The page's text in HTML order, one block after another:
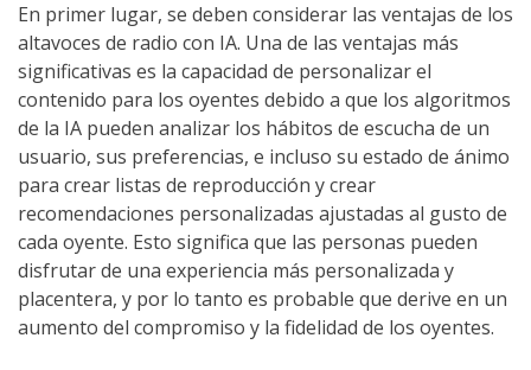
En primer lugar, se deben considerar las ventajas de los
altavoces de radio con IA. Una de las ventajas más
significativas es la capacidad de personalizar el
contenido para los oyentes debido a que los algoritmos
de la IA pueden analizar los hábitos de escucha de un
usuario, sus preferencias, e incluso su estado de ánimo
para crear listas de reproducción y crear
recomendaciones personalizadas ajustadas al gusto de
cada oyente. Esto significa que las personas pueden
disfrutar de una experiencia más personalizada y
placentera, y por lo tanto es probable que derive en un
aumento del compromiso y la fidelidad de los oyentes.